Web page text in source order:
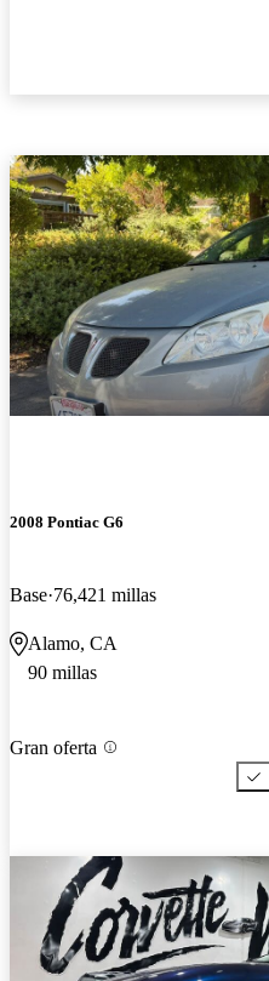
2008 Pontiac G6
Base 76,421 millas
Alamo, CA
90 millas
Gran oferta